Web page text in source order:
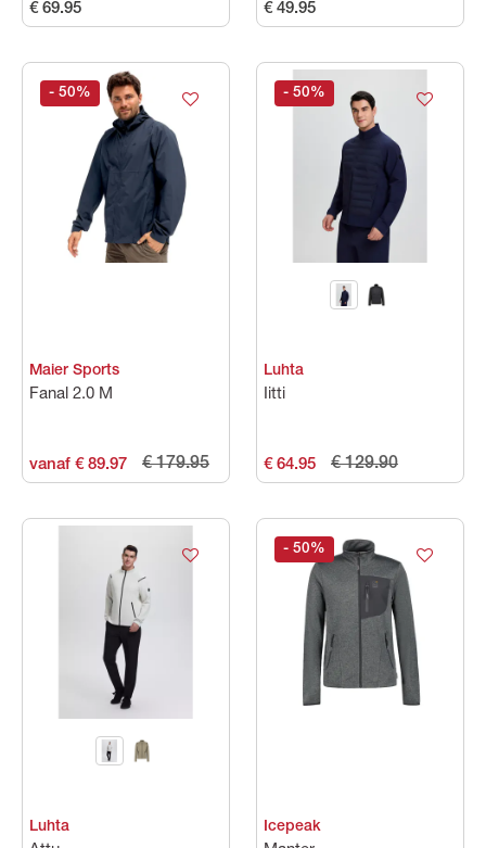
€ 69.95 € 49.95
Maier Sports
Fanal 2.0 M
vanaf € 89.97 € 179.95
- 50%
Luhta
Iitti
€ 64.95 € 129.90
- 50%
Luhta Icepeak
- 50%